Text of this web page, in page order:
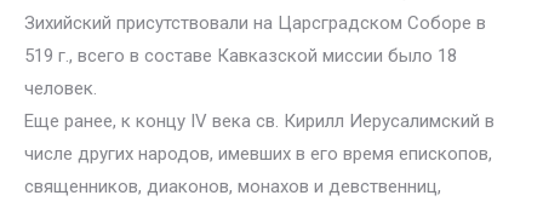
Зихийский присутствовали на Царсградском Соборе в
519 г., всего в составе Кавказской миссии было 18
человек.
Еще ранее, к концу IV века св. Кирилл Иерусалимский в
числе других народов, имевших в его время епископов,
священников, диаконов, монахов и девственниц,